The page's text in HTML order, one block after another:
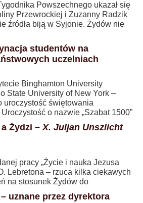
Powszechnego ukazał się
Przewrockiej i Zuzanny Radzik
źródła biją w Syjonie. Żydów nie
studentów na
uczelniach
Binghamton University
State University of New York –
uroczystość świętowania
o nazwie „Szabat 1500”
a Żydzi –X. Juljan Unszlicht
pracy „Źycie i nauka Jezusa
Lebretona – rzuca kilka ciekawych
na stosunek Żydów do
uznane przez dyrektora